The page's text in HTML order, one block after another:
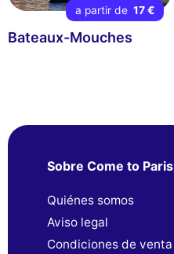
a partir de 17 €
Bateaux-Mouches
Sobre Come to Paris
Quiénes somos
Aviso legal
Condiciones de venta